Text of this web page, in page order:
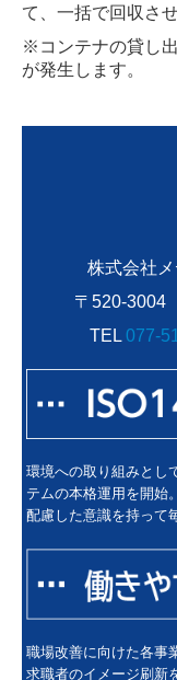
て、一括で回収さ
※コンテナの貸し
が発生します。
株式会社
〒520-3004
TEL 077-
環境への取り組みとし
テムの本格運用を開始
配慮した意識を持って
職場改善に向けた各事
求職者のイメージ刷新